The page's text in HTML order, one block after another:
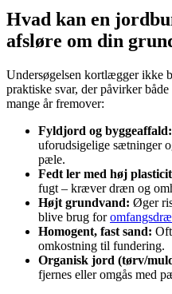
Hvad kan en
afsløre om din
Undersøgelsen kortlægger ikke
praktiske svar, der påvirker
mange år fremover:
Fyldjord og byggeaffald:
uforudsigelige sætninger
pæle.
Fedt ler med høj
fugt – kræver dræn og
Højt grundvand: Øger
blive brug for
Homogent, fast sand:
omkostning til fundering.
Organisk jord (tørv/
fjernes eller omgås med